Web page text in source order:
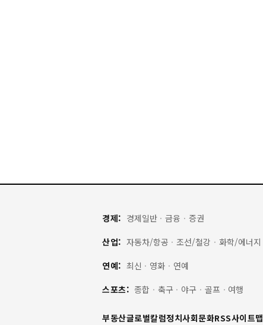
경제: 경제일반 · 금융 · 증권
산업: 자동차/항공 · 조선/철강 · 화학/에너지
연예: 최신 · 영화 · 연예
스포츠: 종합 · 축구 · 야구 · 골프 · 여행
부동산글로벌칼럼정치사회문화RSS사이트맵